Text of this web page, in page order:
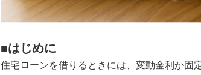
■はじめに
住宅ローンを借りるときには、変動金利か固